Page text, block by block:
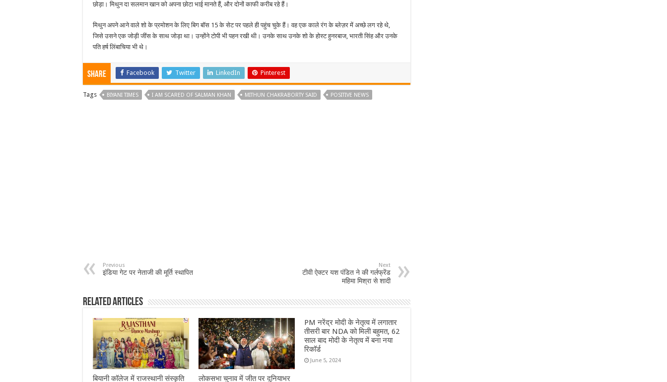
छोड़ा। मिथुन दा सलमान खान को अपना छोटा भाई मानते हैं, और दोनों काफी करीब रहे हैं।
मिथुन अपने आने वाले शो के प्रमोशन के लिए बिग बॉस 15 के सेट पर पहले ही पहुंच चुके हैं। वह एक काले रंग के ब्लेज़र में अच्छे लग रहे थे,
जिसे उसने एक जोड़ी जींस के साथ जोड़ा था। उन्होंने टोपी भी पहन रखी थी। उनके साथ उनके शो के होस्ट हुनरबाज, भारती सिंह और उनके
पति हर्ष लिंबाचिया भी थे।
Share Facebook Twitter LinkedIn Pinterest
Tags BIYANI TIMES I AM SCARED OF SALMAN KHAN MITHUN CHAKRABORTY SAID POSITIVE NEWS
Previous
इंडिया गेट पर नेताजी की मूर्ति स्थापित
Next
टीवी ऐक्टर यश पंडित ने की गर्लफ्रेंड
महिमा मिश्रा से शादी
Related Articles
बियानी कॉलेज में राजस्थानी संस्कृति लोकसभा चुनाव में जीत पर दुनियाभर
PM नरेंद्र मोदी के नेतृत्व में लगातार
तीसरी बार NDA को मिली बहुमत, 62
साल बाद मोदी के नेतृत्व में बना नया
रिकॉर्ड
June 5, 2024